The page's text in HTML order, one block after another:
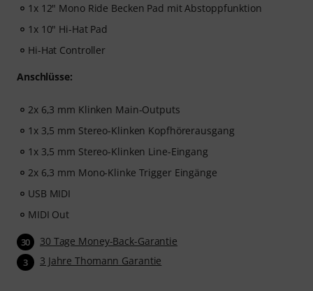
1x 12" Mono Ride Becken Pad mit Abstoppfunktion
1x 10" Hi-Hat Pad
Hi-Hat Controller
Anschlüsse:
2x 6,3 mm Klinken Main-Outputs
1x 3,5 mm Stereo-Klinken Kopfhörerausgang
1x 3,5 mm Stereo-Klinken Line-Eingang
2x 6,3 mm Mono-Klinke Trigger Eingänge
USB MIDI
MIDI Out
30 30 Tage Money-Back-Garantie
3 3 Jahre Thomann Garantie